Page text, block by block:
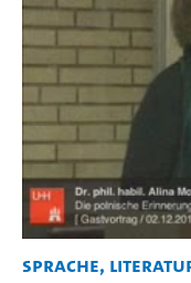
Sprache,